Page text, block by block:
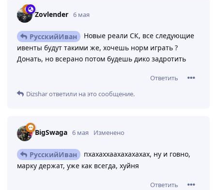
Zovlender 6 мая
РусскийИван
Новые реали СК, все следующие
ивенты будут такими же, хочешь норм играть ?
Донать, но всерано потом будешь дико задротить
Ответить
Dizsharответили на это сообщение.
BigSwaga 6 мая Изменено
РусскийИван
пхахаххаахахахахах, ну и говно,
марку держат, уже как всегда, хуйня
Ответить